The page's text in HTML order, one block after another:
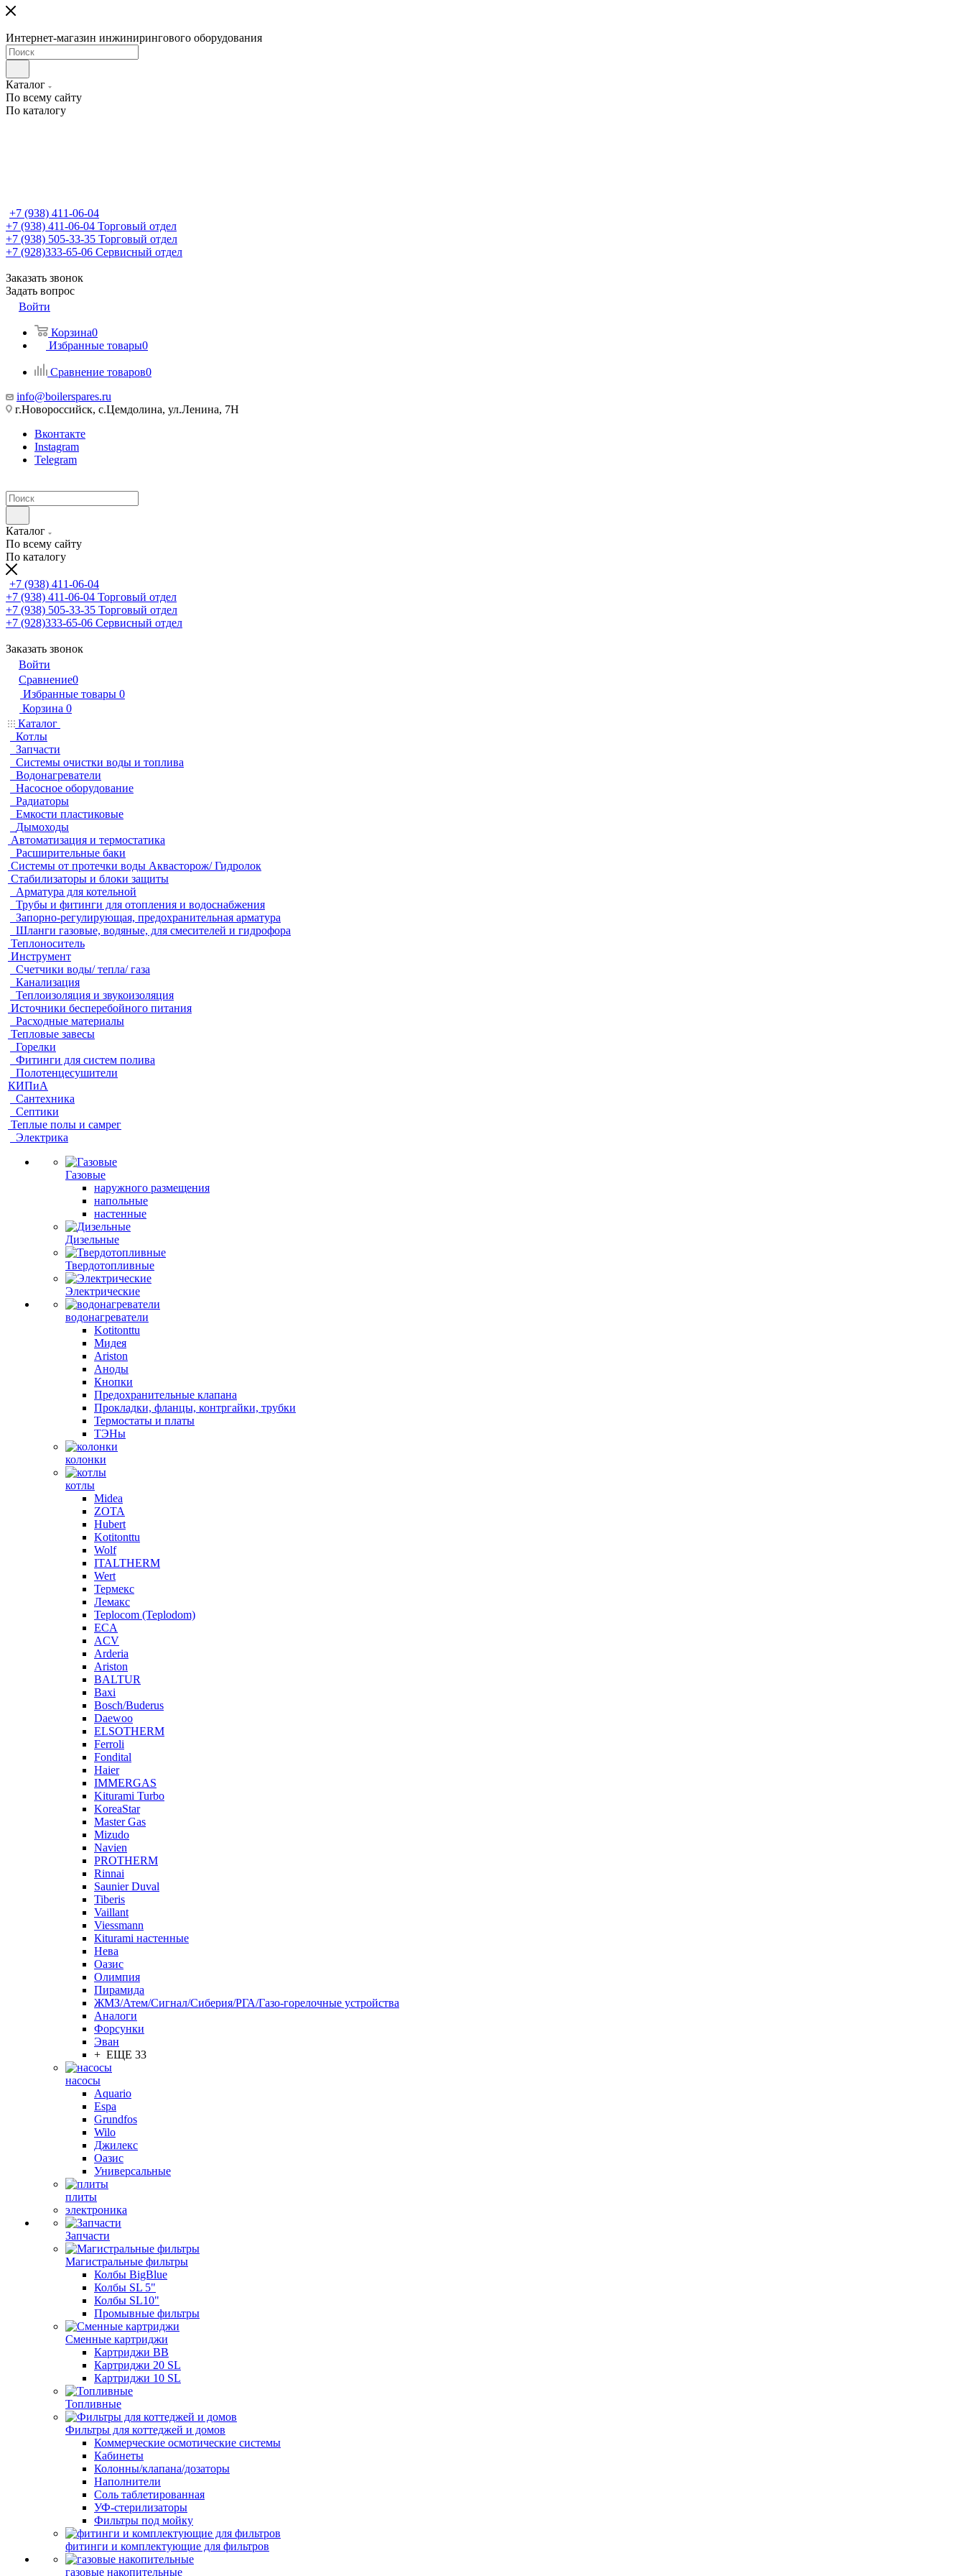
Интернет-магазин инжинирингового оборудования
Каталог
По всему сайту
По каталогу
+7 (938) 411-06-04
+7 (938) 411-06-04 Торговый отдел
+7 (938) 505-33-35 Торговый отдел
+7 (928)333-65-06 Сервисный отдел
Заказать звонок
Задать вопрос
Войти
Корзина0
Избранные товары0
Сравнение товаров0
info@boilerspares.ru
г.Новороссийск, с.Цемдолина, ул.Ленина, 7Н
Вконтакте
Instagram
Telegram
Каталог
По всему сайту
По каталогу
+7 (938) 411-06-04
+7 (938) 411-06-04 Торговый отдел
+7 (938) 505-33-35 Торговый отдел
+7 (928)333-65-06 Сервисный отдел
Заказать звонок
Войти
Сравнение0
Избранные товары 0
Корзина 0
Каталог
Котлы
Запчасти
Системы очистки воды и топлива
Водонагреватели
Насосное оборудование
Радиаторы
Емкости пластиковые
Дымоходы
Автоматизация и термостатика
Расширительные баки
Системы от протечки воды Аквасторож/ Гидролок
Стабилизаторы и блоки защиты
Арматура для котельной
Трубы и фитинги для отопления и водоснабжения
Запорно-регулирующая, предохранительная арматура
Шланги газовые, водяные, для смесителей и гидрофора
Теплоноситель
Инструмент
Счетчики воды/ тепла/ газа
Канализация
Теплоизоляция и звукоизоляция
Источники бесперебойного питания
Расходные материалы
Тепловые завесы
Горелки
Фитинги для систем полива
Полотенцесушители
КИПиА
Сантехника
Септики
Теплые полы и самрег
Электрика
Газовые
наружного размещения
напольные
настенные
Дизельные
Твердотопливные
Электрические
водонагреватели
Kotitonttu
Мидея
Ariston
Аноды
Кнопки
Предохранительные клапана
Прокладки, фланцы, контргайки, трубки
Термостаты и платы
ТЭНы
колонки
котлы
Midea
ZOTA
Hubert
Kotitonttu
Wolf
ITALTHERM
Wert
Термекс
Лемакс
Teplocom (Teplodom)
ECA
ACV
Arderia
Ariston
BALTUR
Baxi
Bosch/Buderus
Daewoo
ELSOTHERM
Ferroli
Fondital
Haier
IMMERGAS
Kiturami Turbo
KoreaStar
Master Gas
Mizudo
Navien
PROTHERM
Rinnai
Saunier Duval
Tiberis
Vaillant
Viessmann
Кiturami настенные
Нева
Оазис
Олимпия
Пирамида
ЖМЗ/Атем/Сигнал/Сиберия/РГА/Газо-горелочные устройства
Aналоги
Форсунки
Эван
+ ЕЩЕ 33
насосы
Aquario
Espa
Grundfos
Wilo
Джилекс
Оазис
Универсальные
плиты
электроника
Запчасти
Магистральные фильтры
Колбы BigBlue
Колбы SL 5"
Колбы SL10"
Промывные фильтры
Сменные картриджи
Картриджи BB
Картриджи 20 SL
Картриджи 10 SL
Топливные
Фильтры для коттеджей и домов
Коммерческие осмотические системы
Кабинеты
Колонны/клапана/дозаторы
Наполнители
Соль таблетированная
УФ-стерилизаторы
Фильтры под мойку
фитинги и комплектующие для фильтров
газовые накопительные